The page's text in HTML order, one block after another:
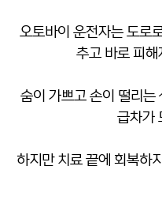
오토바이 운전자는 도로
추고 바로 피해
숨이 가쁘고 손이 떨리는
급차가
하지만 치료 끝에 회복하